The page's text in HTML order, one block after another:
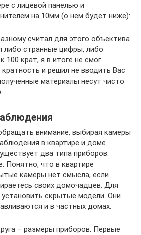
с лицевой панелью и
на 10мм (о нем будет ниже):
считал для этого объектива
либо странные цифры, либо
100 крат, я в итоге не смог
и решил не вводить Вас
материалы несут чисто
внимание, выбирая камеры
в квартире и доме.
два типа приборов:
Понятно, что в квартире
камеры нет смысла, если
своих домочадцев. Для
скрытые модели. Они
и в частных домах.
– размеры приборов. Первые